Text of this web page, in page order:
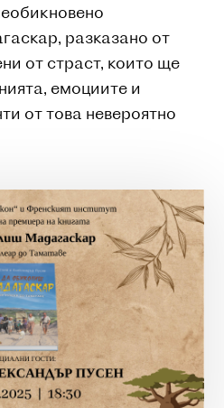
разказано от
от страст, които ще
емоциите и
от това невероятно